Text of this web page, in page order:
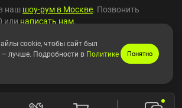
наш шоу-рум в Москве. Позвонить
илинаписать нам.
HYPERPC.
cookie, чтобы сайт был
— лучше. Подробности в Политике
Понятно